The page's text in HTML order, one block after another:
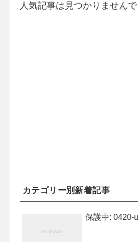
人気記事は見つかりませんで
カテゴリー別新着記事
保護中: 0420-